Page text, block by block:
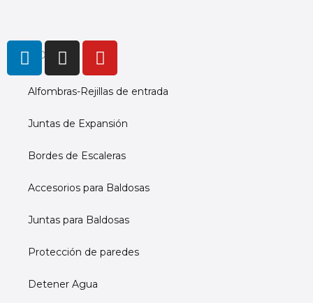
PRODUCTS
Alfombras-Rejillas de entrada
Juntas de Expansión
Bordes de Escaleras
Accesorios para Baldosas
Juntas para Baldosas
Protección de paredes
Detener Agua
L
i
n
k
e
I
n
t
a
r
m
Y
o
u
t
u
e